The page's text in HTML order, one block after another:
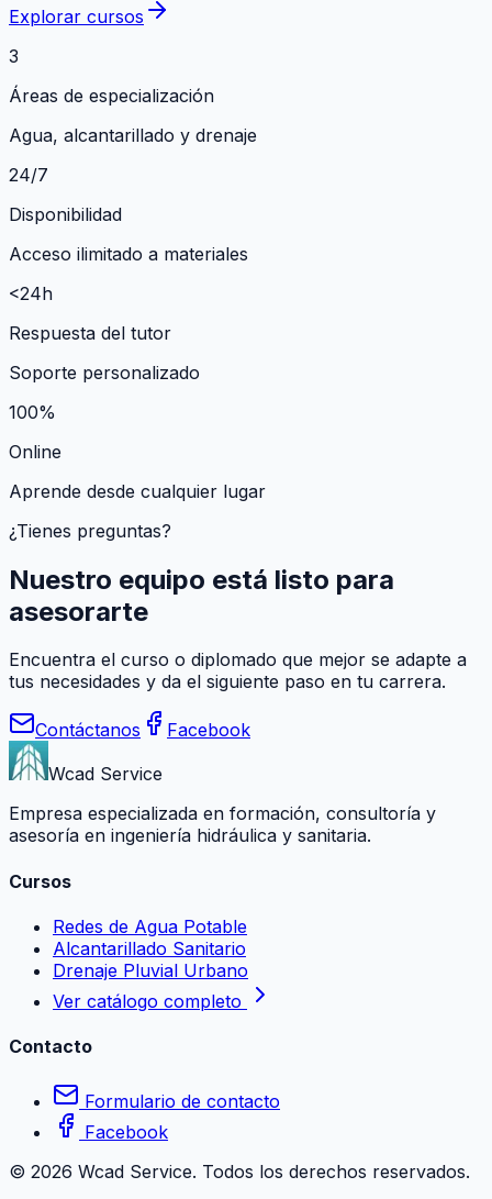
Explorar cursos
3
Áreas de especialización
Agua, alcantarillado y drenaje
24/7
Disponibilidad
Acceso ilimitado a materiales
<24h
Respuesta del tutor
Soporte personalizado
100%
Online
Aprende desde cualquier lugar
¿Tienes preguntas?
Nuestro equipo está listo para
asesorarte
Encuentra el curso o diplomado que mejor se adapte a
tus necesidades y da el siguiente paso en tu carrera.
Contáctanos
Facebook
Wcad Service
Empresa especializada en formación, consultoría y
asesoría en ingeniería hidráulica y sanitaria.
Cursos
Redes de Agua Potable
Alcantarillado Sanitario
Drenaje Pluvial Urbano
Ver catálogo completo
Contacto
Formulario de contacto
Facebook
© 2026 Wcad Service. Todos los derechos reservados.